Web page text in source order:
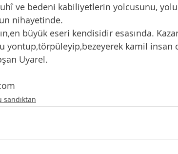
ve bedeni kabiliyetlerin yolcusunu,
nihayetinde.
büyük eseri kendisidir esasında.
yontup,törpüleyip,bezeyerek kamil insan
Uyarel.
sandıktan